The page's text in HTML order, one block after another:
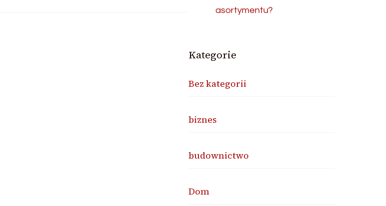
asortymentu?
Kategorie
Bez kategorii
biznes
budownictwo
Dom